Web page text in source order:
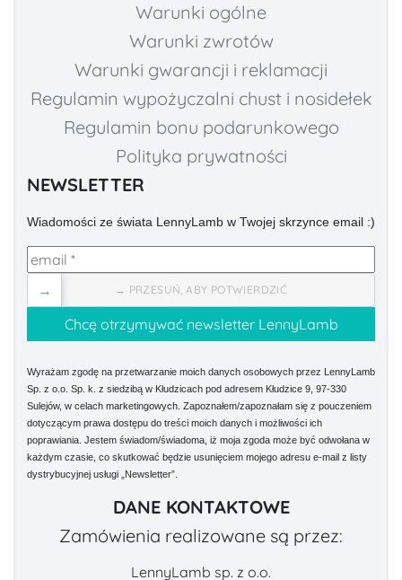
Warunki ogólne
Warunki zwrotów
Warunki gwarancji i reklamacji
Regulamin wypożyczalni chust i nosidełek
Regulamin bonu podarunkowego
Polityka prywatności
NEWSLETTER
Wiadomości ze świata LennyLamb w Twojej skrzynce email :)
→ PRZESUŃ, ABY POTWIERDZIĆ
→
Wyrażam zgodę na przetwarzanie moich danych osobowych przez LennyLamb
Sp. z o.o. Sp. k. z siedzibą w Kłudzicach pod adresem Kłudzice 9, 97-330
Sulejów, w celach marketingowych. Zapoznałem/zapoznałam się z pouczeniem
dotyczącym prawa dostępu do treści moich danych i możliwości ich
poprawiania. Jestem świadom/świadoma, iż moja zgoda może być odwołana w
każdym czasie, co skutkować będzie usunięciem mojego adresu e-mail z listy
dystrybucyjnej usługi „Newsletter”.
DANE KONTAKTOWE
Zamówienia realizowane są przez:
LennyLamb sp. z o.o.